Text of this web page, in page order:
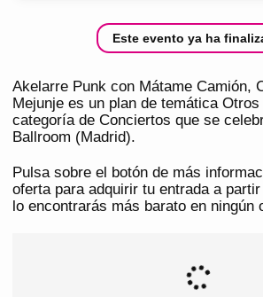
Este evento ya ha
Akelarre Punk con Mátame Camión,
Mejunje es un plan de temática
categoría de Conciertos que se
Ballroom (Madrid).
Pulsa sobre el botón de más
oferta para adquirir tu entrada a
lo encontrarás más barato en ningún